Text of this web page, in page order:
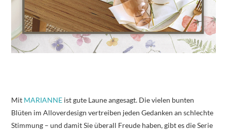
Mit MARIANNE ist gute Laune angesagt. Die vielen bunten
Blüten im Alloverdesign vertreiben jeden Gedanken an schlechte
Stimmung – und damit Sie überall Freude haben, gibt es die Serie